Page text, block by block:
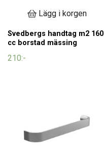
Lägg i korgen
Svedbergs handtag m2 160
cc borstad mässing
210:-